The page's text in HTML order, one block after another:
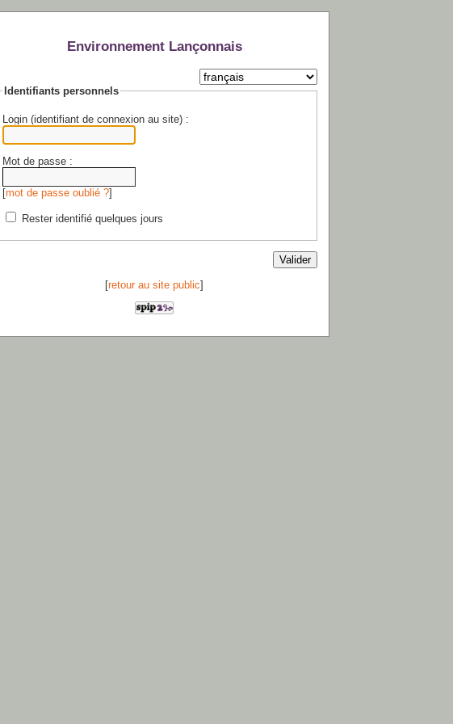
Environnement Lançonnais
Identifiants personnels
Login (identifiant de connexion au site) :
Mot de passe :
[mot de passe oublié ?]
Rester identifié quelques jours
[retour au site public]